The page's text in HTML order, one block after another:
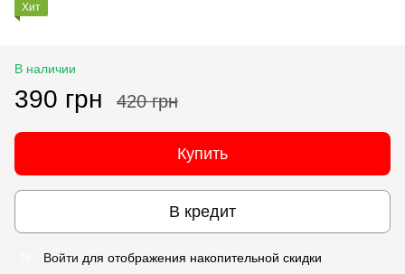
Хит
В наличии
390 грн 420 грн
Купить
В кредит
Войти для отображения накопительной скидки